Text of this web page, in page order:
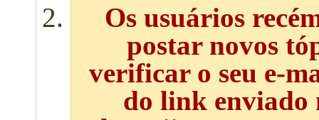
Os usuários
postar novos
verificar o seu e-
do link enviado